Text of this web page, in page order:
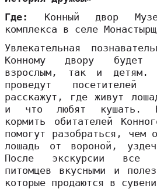
Где:
Конный двор
комплекса в селе
Увлекательная
Конному двору будет
взрослым, так и детям.
проведут
расскажут, где живут
и что любят кушать.
кормить обитателей
помогут разобраться, чем
лошадь от вороной,
После экскурсии все
питомцев вкусными и
которые продаются в